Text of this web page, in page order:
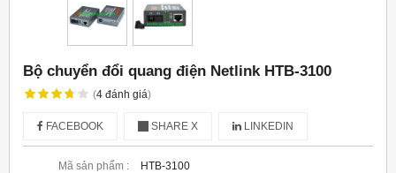
Bộ chuyển đổi quang điện Netlink HTB-3100
(4 đánh giá)
FACEBOOK SHARE X LINKEDIN
Mã sản phẩm :
HTB-3100